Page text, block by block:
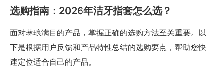
选购指南：2026年洁牙指套怎么选？
面对琳琅满目的产品，掌握正确的选购方法至关重要。以
下是根据用户反馈和产品特性总结的选购要点，帮助您快
速定位适合自己的产品。